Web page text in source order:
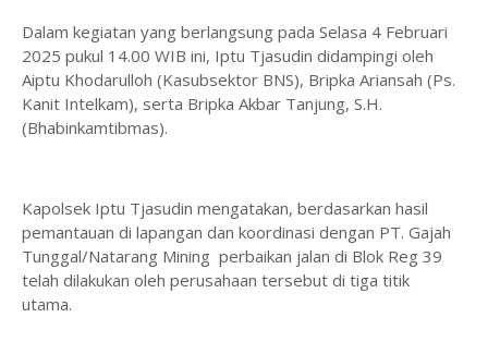
Dalam kegiatan yang berlangsung pada Selasa 4 Februari
2025 pukul 14.00 WIB ini, Iptu Tjasudin didampingi oleh
Aiptu Khodarulloh (Kasubsektor BNS), Bripka Ariansah (Ps.
Kanit Intelkam), serta Bripka Akbar Tanjung, S.H.
(Bhabinkamtibmas).
Kapolsek Iptu Tjasudin mengatakan, berdasarkan hasil
pemantauan di lapangan dan koordinasi dengan PT. Gajah
Tunggal/Natarang Mining perbaikan jalan di Blok Reg 39
telah dilakukan oleh perusahaan tersebut di tiga titik
utama.